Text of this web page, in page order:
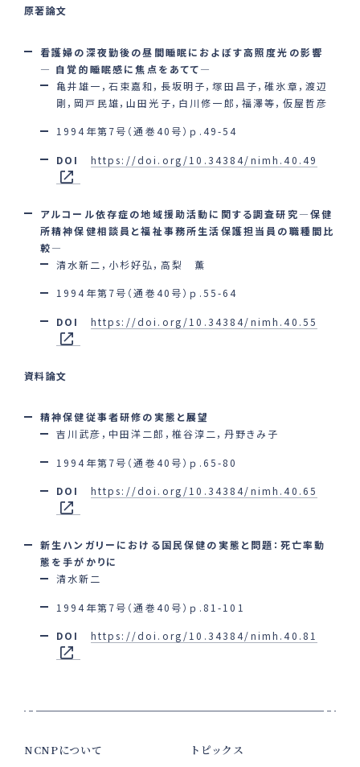
原著論文
看護婦の深夜勤後の昼間睡眠におよぼす高照度光の影響
― 自覚的睡眠感に焦点をあてて―
亀井雄一，石束嘉和，長坂明子，塚田昌子，碓氷章，渡辺
剛，岡戸民雄，山田光子，白川修一郎，福澤等，仮屋哲彦
1994年第7号（通巻40号）ｐ.49-54
DOI https://doi.org/10.34384/nimh.40.49
アルコール依存症の地域援助活動に関する調査研究―保健
所精神保健相談員と福祉事務所生活保護担当員の職種間比
較―
清水新二，小杉好弘，高梨 薫
1994年第7号（通巻40号）ｐ.55-64
DOI https://doi.org/10.34384/nimh.40.55
資料論文
精神保健従事者研修の実態と展望
吉川武彦，中田洋二郎，椎谷淳二，丹野きみ子
1994年第7号（通巻40号）ｐ.65-80
DOI https://doi.org/10.34384/nimh.40.65
新生ハンガリーにおける国民保健の実態と問題：死亡率動
態を手がかりに
清水新二
1994年第7号（通巻40号）ｐ.81-101
DOI https://doi.org/10.34384/nimh.40.81
NCNPについて トピックス